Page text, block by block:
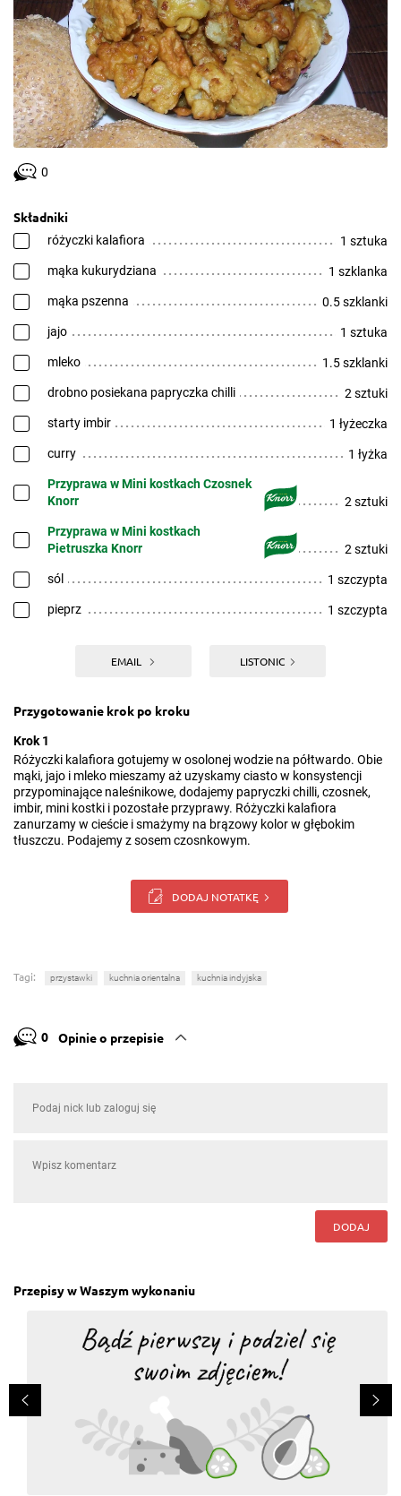
0
Składniki
różyczki kalafiora 1 sztuka
mąka kukurydziana 1 szklanka
mąka pszenna 0.5 szklanki
jajo 1 sztuka
mleko 1.5 szklanki
drobno posiekana papryczka chilli 2 sztuki
starty imbir 1 łyżeczka
curry 1 łyżka
Przyprawa w Mini kostkach Czosnek
Knorr
2 sztuki
Przyprawa w Mini kostkach
Pietruszka Knorr
2 sztuki
sól 1 szczypta
pieprz 1 szczypta
EMAIL LISTONIC
Przygotowanie krok po kroku
Krok 1
Różyczki kalafiora gotujemy w osolonej wodzie na półtwardo. Obie
mąki, jajo i mleko mieszamy aż uzyskamy ciasto w konsystencji
przypominające naleśnikowe, dodajemy papryczki chilli, czosnek,
imbir, mini kostki i pozostałe przyprawy. Różyczki kalafiora
zanurzamy w cieście i smażymy na brązowy kolor w głębokim
tłuszczu. Podajemy z sosem czosnkowym.
DODAJ NOTATKĘ
Tagi: przystawki kuchnia orientalna kuchnia indyjska
0 Opinie o przepisie
DODAJ
Przepisy w Waszym wykonaniu